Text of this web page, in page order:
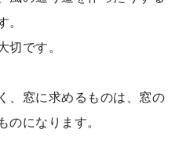
。
切です。
、窓に求めるものは、窓の
のになります。